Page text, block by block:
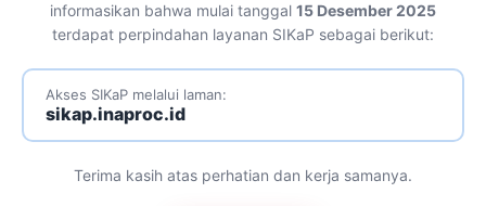
informasikan bahwa mulai tanggal 15 Desember 2025
terdapat perpindahan layanan SIKaP sebagai berikut:
Akses SIKaP melalui laman:
sikap.inaproc.id
Terima kasih atas perhatian dan kerja samanya.